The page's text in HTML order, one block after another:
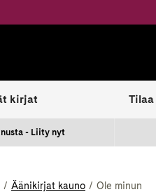
kirjat
- Liity nyt
Äänikirjat kauno Ole minun